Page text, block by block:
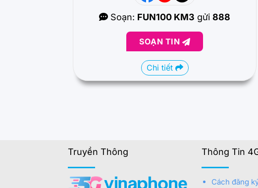
Soạn: FUN100 KM3 gửi888
SOẠN TIN
Chi tiết
Truyền Thông Thông Tin
Cách đăng